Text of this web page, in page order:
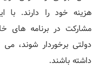
هزینه خود را دارند. با
مشارکت در برنامه‌ های
دولتی برخوردار شوند، می
داشته باشند.